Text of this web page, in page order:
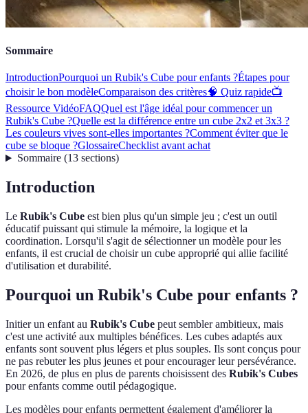
Sommaire
IntroductionPourquoi un Rubik's Cube pour enfants ?Étapes pour
choisir le bon modèleComparaison des critères🧠 Quiz rapide📺
Ressource VidéoFAQQuel est l'âge idéal pour commencer un
Rubik's Cube ?Quelle est la différence entre un cube 2x2 et 3x3 ?
Les couleurs vives sont-elles importantes ?Comment éviter que le
cube se bloque ?GlossaireChecklist avant achat
Sommaire(13 sections)
Introduction
Le Rubik's Cube est bien plus qu'un simple jeu ; c'est un outil
éducatif puissant qui stimule la mémoire, la logique et la
coordination. Lorsqu'il s'agit de sélectionner un modèle pour les
enfants, il est crucial de choisir un cube approprié qui allie facilité
d'utilisation et durabilité.
Pourquoi un Rubik's Cube pour enfants ?
Initier un enfant au Rubik's Cube peut sembler ambitieux, mais
c'est une activité aux multiples bénéfices. Les cubes adaptés aux
enfants sont souvent plus légers et plus souples. Ils sont conçus pour
ne pas rebuter les plus jeunes et pour encourager leur persévérance.
En 2026, de plus en plus de parents choisissent des Rubik's Cubes
pour enfants comme outil pédagogique.
Les modèles pour enfants permettent également d'améliorer la